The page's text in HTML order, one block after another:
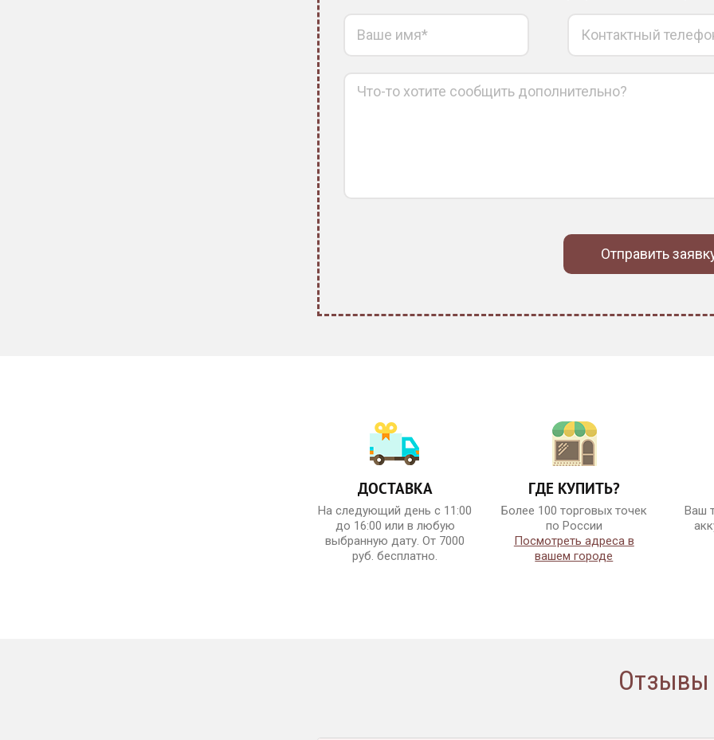
Отправить
ДОСТАВКА
На следующий день с 11:00
до 16:00 или в любую
выбранную дату. От 7000
руб. бесплатно.
ГДЕ КУПИТЬ?
Более 100 торговых точек
по России
Посмотреть адреса в
вашем городе
Ваш
Отзывы